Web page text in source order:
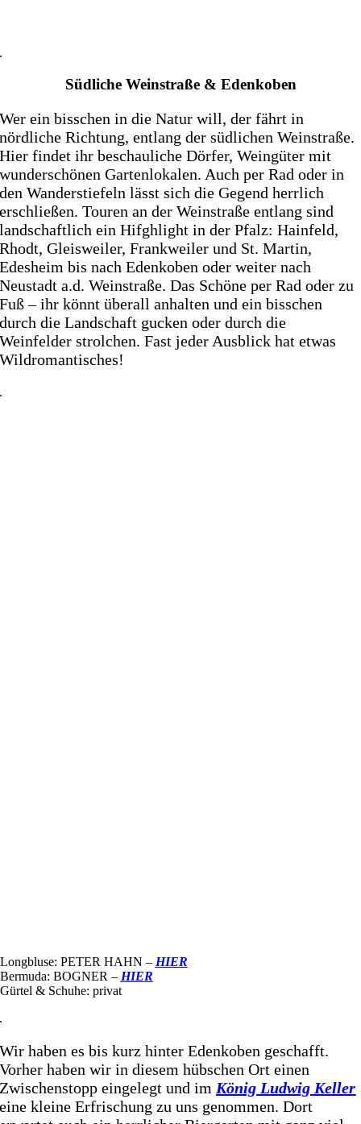
.
Südliche Weinstraße & Edenkoben
Wer ein bisschen in die Natur will, der fährt in
nördliche Richtung, entlang der südlichen Weinstraße.
Hier findet ihr beschauliche Dörfer, Weingüter mit
wunderschönen Gartenlokalen. Auch per Rad oder in
den Wanderstiefeln lässt sich die Gegend herrlich
erschließen. Touren an der Weinstraße entlang sind
landschaftlich ein Hifghlight in der Pfalz: Hainfeld,
Rhodt, Gleisweiler, Frankweiler und St. Martin,
Edesheim bis nach Edenkoben oder weiter nach
Neustadt a.d. Weinstraße. Das Schöne per Rad oder zu
Fuß – ihr könnt überall anhalten und ein bisschen
durch die Landschaft gucken oder durch die
Weinfelder strolchen. Fast jeder Ausblick hat etwas
Wildromantisches!
.
Longbluse: PETER HAHN – HIER
Bermuda: BOGNER – HIER
Gürtel & Schuhe: privat
.
Wir haben es bis kurz hinter Edenkoben geschafft.
Vorher haben wir in diesem hübschen Ort einen
Zwischenstopp eingelegt und im König Ludwig Keller
eine kleine Erfrischung zu uns genommen. Dort